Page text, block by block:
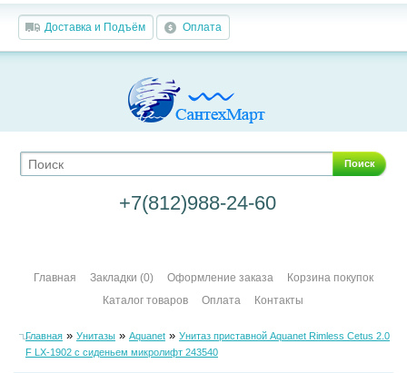
Доставка и Подъём Оплата
Поиск
+7(812)988-24-60
Главная Закладки (0) Оформление заказа
Корзина покупок
Каталог товаров
Оплата Контакты
Главная» Унитазы» Aquanet» Унитаз приставной Aquanet Rimless Cetus 2.0
F LX-1902 с сиденьем микролифт 243540